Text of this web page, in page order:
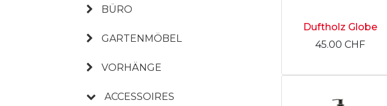
BÜRO
GARTENMÖBEL
VORHÄNGE
ACCESSOIRES
Duftholz Globe
45.00 CHF